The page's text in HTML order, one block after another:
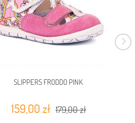
SLIPPERS FRODDO PINK
159,00 zł 179,00 zł